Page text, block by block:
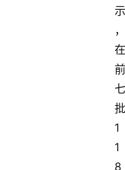
示
，
在
前
七
批
1
1
8